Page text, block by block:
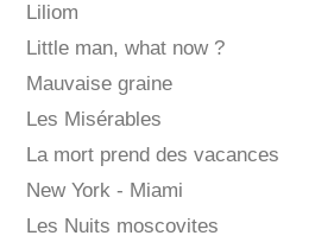
Liliom
Little man, what now ?
Mauvaise graine
Les Misérables
La mort prend des vacances
New York - Miami
Les Nuits moscovites